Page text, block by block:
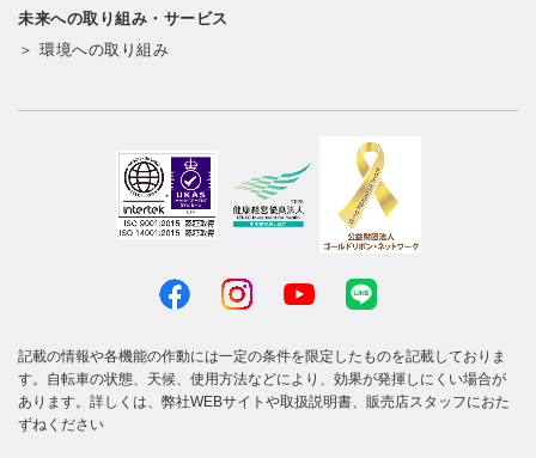
未来への取り組み・サービス
＞ 環境への取り組み
記載の情報や各機能の作動には一定の条件を限定したものを記載しておりま
す。自転車の状態、天候、使用方法などにより、効果が発揮しにくい場合が
あります。詳しくは、弊社WEBサイトや取扱説明書、販売店スタッフにおた
ずねください